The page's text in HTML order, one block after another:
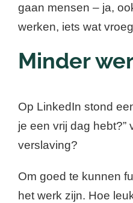
gaan mensen – ja,
werken, iets wat
Minder
Op LinkedIn stond
je een vrij dag
verslaving?
Om goed te kunnen
het werk zijn. Hoe